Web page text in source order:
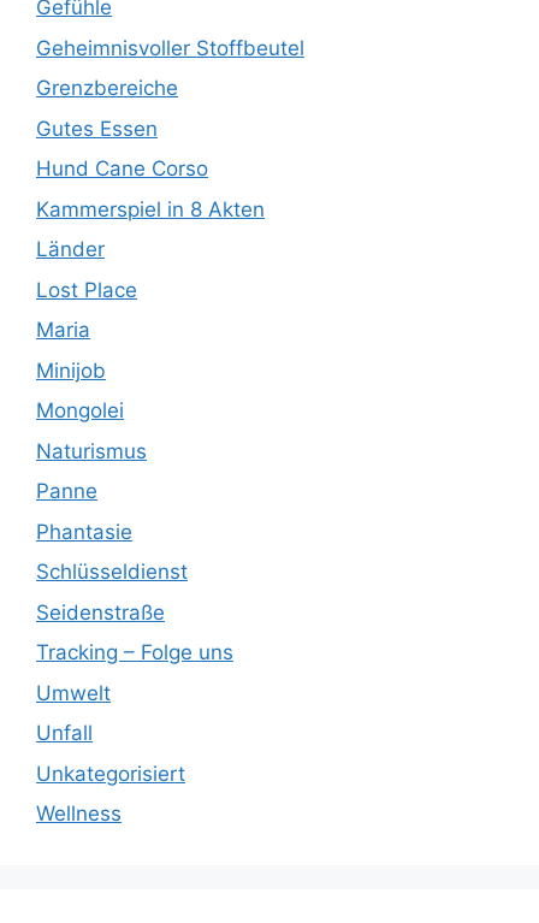
Gefühle
Geheimnisvoller Stoffbeutel
Grenzbereiche
Gutes Essen
Hund Cane Corso
Kammerspiel in 8 Akten
Länder
Lost Place
Maria
Minijob
Mongolei
Naturismus
Panne
Phantasie
Schlüsseldienst
Seidenstraße
Tracking – Folge uns
Umwelt
Unfall
Unkategorisiert
Wellness